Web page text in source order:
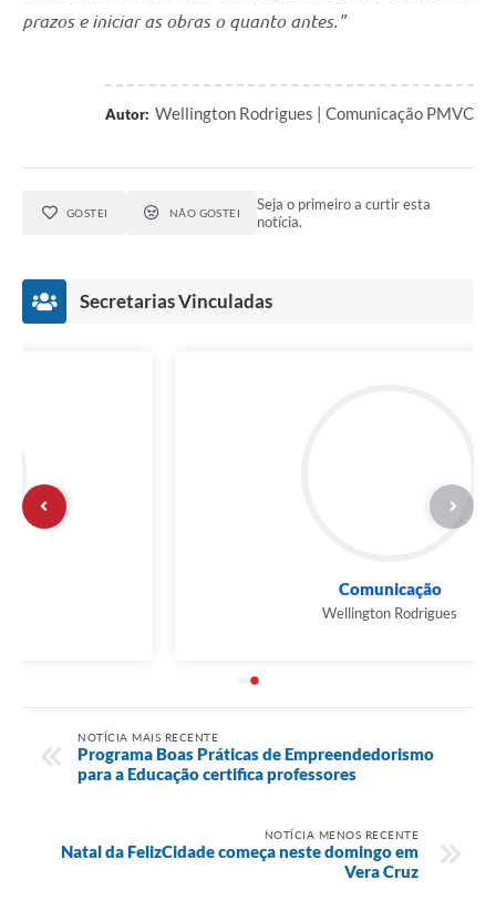
prazos e iniciar as obras o quanto antes."
Autor: Wellington Rodrigues | Comunicação PMVC
GOSTEI NÃO GOSTEI
Seja o primeiro a curtir esta
notícia.
Secretarias Vinculadas
NOTÍCIA MAIS RECENTE
Programa Boas Práticas de Empreendedorismo
para a Educação certifica professores
NOTÍCIA MENOS RECENTE
Natal da FelizCidade começa neste domingo em
Vera Cruz